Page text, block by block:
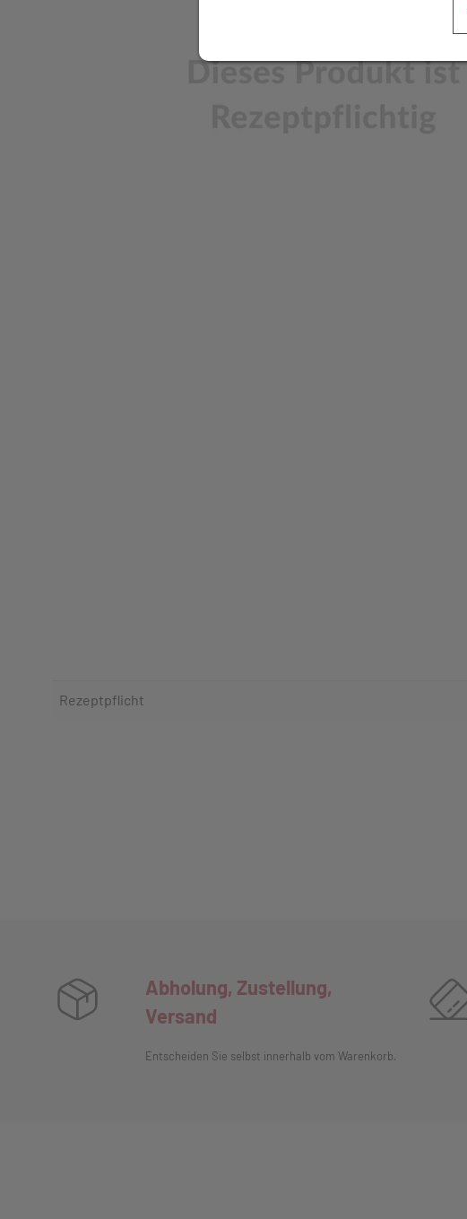
Rezeptpflicht
Abholung, Zustellung,
Versand
Entscheiden Sie selbst innerhalb vom Warenkorb.